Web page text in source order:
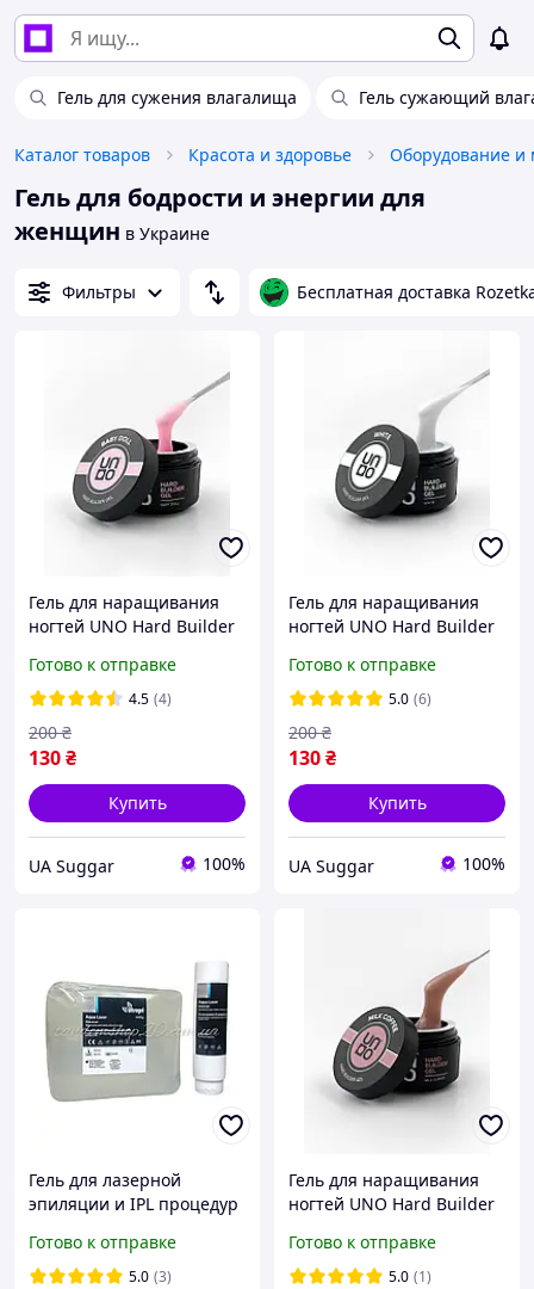
Гель для сужения влагалища Гель сужающий
Каталог товаров Красота и здоровье
Гель для бодрости и энергии для
женщин в Украине
Фильтры Бесплатная доставка
Гель для наращивания
ногтей UNO Hard Builder
укрепления и
выравнивания
Готово к отправке
4.5 (4)
130₴
200 ₴
Купить
UA Suggar 100%
Гель для наращивания
ногтей UNO Hard Builder
укрепления и
выравнивания
Готово к отправке
5.0 (6)
130₴
200 ₴
Купить
UA Suggar 100%
Гель для лазерной
эпиляции и IPL процедур
вязкости ПРОЗРАЧНЫЙ 5
л. для УЗИ Венгрия
Готово к отправке
5.0 (3)
Гель для наращивания
ногтей UNO Hard Builder
укрепления и
выравнивания
Готово к отправке
5.0 (1)